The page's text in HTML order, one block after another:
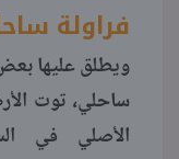
فراولة
ويطلق عليها
ساحلي، توت
الأصلي في